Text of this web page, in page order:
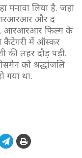
मनावा लिया है. जहां
और द
है. आरआरआर फिल्म के
कैटेगरी में ऑस्कर
की लहर दौड़ पड़ी.
को श्रद्धांजलि
गया था.